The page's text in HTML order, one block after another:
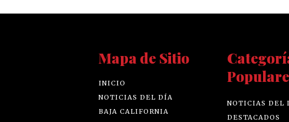
Mapa de Sitio
INICIO
NOTICIAS DEL DÍA
BAJA CALIFORNIA
NOTICIAS DEL
DESTACADOS